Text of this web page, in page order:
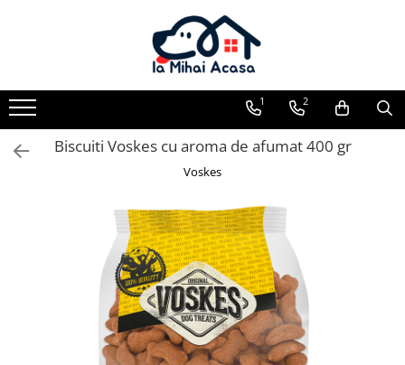
Pachete promotionale
Pachete promotionale
Pachete promotionale
Test gratuit 1 2
Biscuiti Voskes cu aroma de afumat 400 gr
Voskes